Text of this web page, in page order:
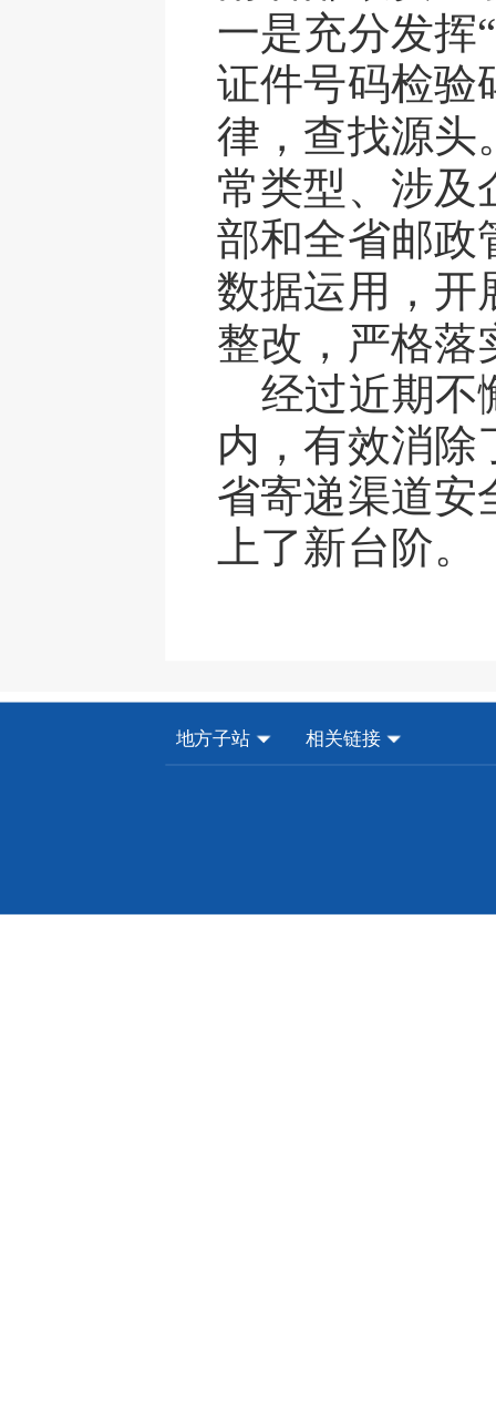
一是充分发挥
证件号码检验
律，查找源头
常类型、涉及
部和全省邮政
数据运用，开
整改，严格落
经过近期不
内，有效消除
省寄递渠道安
上了新台阶。
地方子站 相关链接